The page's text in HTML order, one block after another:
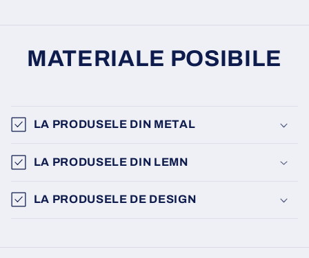
MATERIALE POSIBILE
LA PRODUSELE DIN METAL
LA PRODUSELE DIN LEMN
LA PRODUSELE DE DESIGN